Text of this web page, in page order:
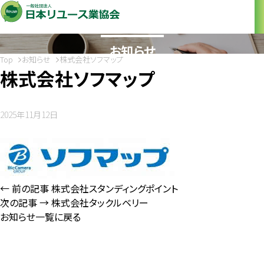
News
お知らせ
Top お知らせ 株式会社ソフマップ
株式会社ソフマップ
2025年11月12日
← 前の記事株式会社スタンディングポイント
次の記事 →株式会社タックルベリー
お知らせ一覧に戻る